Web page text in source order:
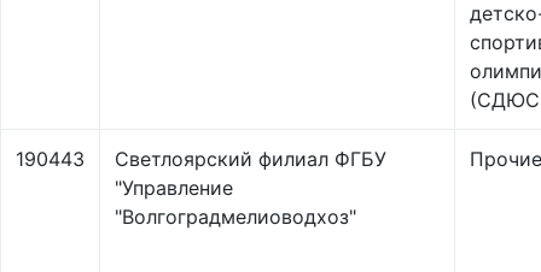
190443
Светлоярский филиал ФГБУ
"Управление
"Волгоградмелиоводхоз"
Прочие